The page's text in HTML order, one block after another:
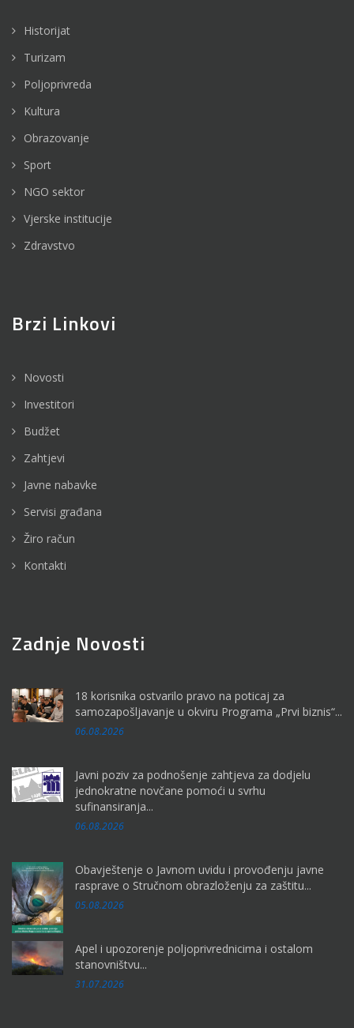
Historijat
Turizam
Poljoprivreda
Kultura
Obrazovanje
Sport
NGO sektor
Vjerske institucije
Zdravstvo
Brzi Linkovi
Novosti
Investitori
Budžet
Zahtjevi
Javne nabavke
Servisi građana
Žiro račun
Kontakti
Zadnje Novosti
18 korisnika ostvarilo pravo na poticaj za
samozapošljavanje u okviru Programa „Prvi biznis“...
06.08.2026
Javni poziv za podnošenje zahtjeva za dodjelu
jednokratne novčane pomoći u svrhu
sufinansiranja...
06.08.2026
Obavještenje o Javnom uvidu i provođenju javne
rasprave o Stručnom obrazloženju za zaštitu...
05.08.2026
Apel i upozorenje poljoprivrednicima i ostalom
stanovništvu...
31.07.2026